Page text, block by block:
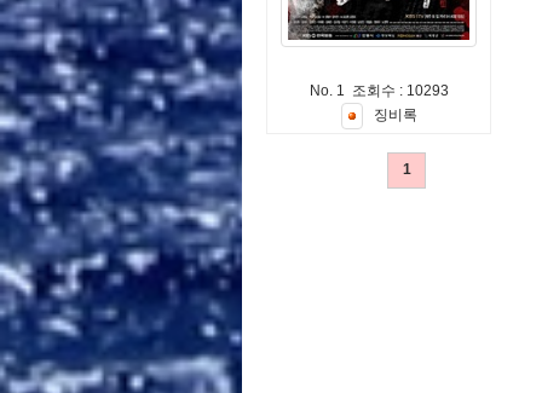
No. 1 조회수 : 10293
징비 록
1